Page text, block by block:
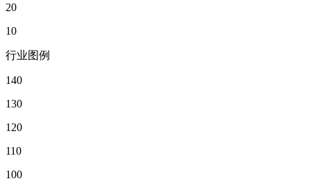
20
10
行业图例
140
130
120
110
100